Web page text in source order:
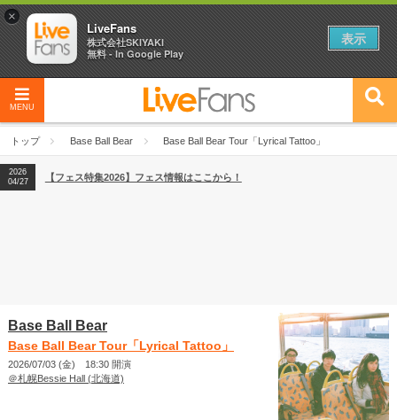
MENU
トップ Base Ball Bear Base Ball Bear Tour「Lyrical Tattoo」
2026
04/27
2026
【ライブ動員ランキング】2026年上半期編発表！
2026
04/27
【フェス特集2026】フェス情報はここから！
Base Ball Bear
Base Ball Bear Tour「Lyrical Tattoo」
2026/07/03 (金) 18:30 開演
＠札幌Bessie Hall (北海道)
×
LiveFans
株式会社SKIYAKI
無料 - In Google Play
表示